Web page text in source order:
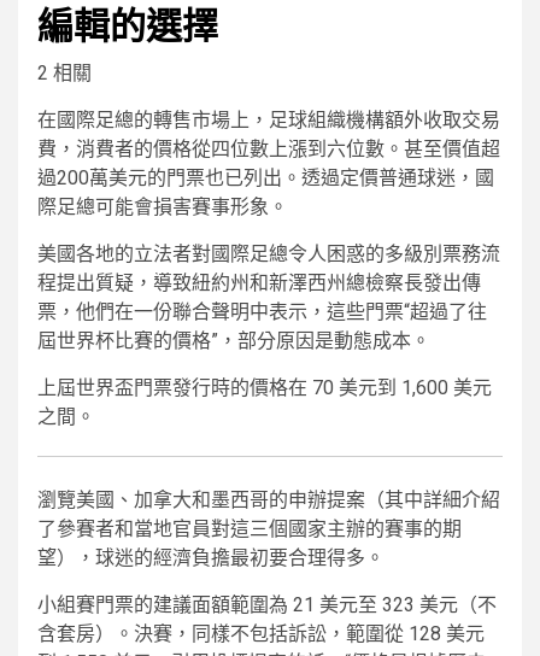
編輯的選擇
2 相關
在國際足總的轉售市場上，足球組織機構額外收取交易
費，消費者的價格從四位數上漲到六位數。甚至價值超
過200萬美元的門票也已列出。透過定價普通球迷，國
際足總可能會損害賽事形象。
美國各地的立法者對國際足總令人困惑的多級別票務流
程提出質疑，導致紐約州和新澤西州總檢察長發出傳
票，他們在一份聯合聲明中表示，這些門票“超過了往
屆世界杯比賽的價格”，部分原因是動態成本。
上屆世界盃門票發行時的價格在 70 美元到 1,600 美元
之間。
瀏覽美國、加拿大和墨西哥的申辦提案（其中詳細介紹
了參賽者和當地官員對這三個國家主辦的賽事的期
望），球迷的經濟負擔最初要合理得多。
小組賽門票的建議面額範圍為 21 美元至 323 美元（不
含套房）。決賽，同樣不包括訴訟，範圍從 128 美元